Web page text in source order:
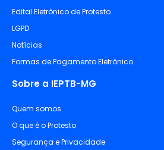
Edital Eletrônico de Protesto
LGPD
Notícias
Formas de Pagamento Eletrônico
Sobre a IEPTB-MG
Quem somos
O que é o Protesto
Segurança e Privacidade